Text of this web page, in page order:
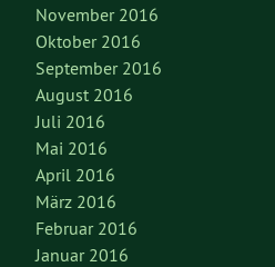
November 2016
Oktober 2016
September 2016
August 2016
Juli 2016
Mai 2016
April 2016
März 2016
Februar 2016
Januar 2016